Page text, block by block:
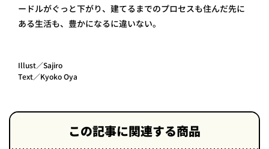
ードルがぐっと下がり、建てるまでのプロセスも住んだ先に
ある生活も、豊かになるに違いない。
Illust／Sajiro
Text／Kyoko Oya
この記事に関連する商品